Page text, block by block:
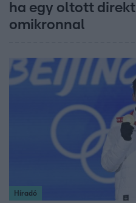
ha egy oltott
omikronnal
Híradó